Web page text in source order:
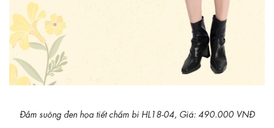
Đầm suông đen họa tiết chấm bi HL18-04, Giá: 490.000 VNĐ